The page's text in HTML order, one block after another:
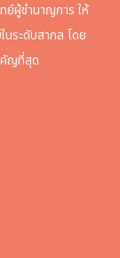
ผู้ชำนาญการ ให้
ระดับสากล โดย
คัญที่สุด